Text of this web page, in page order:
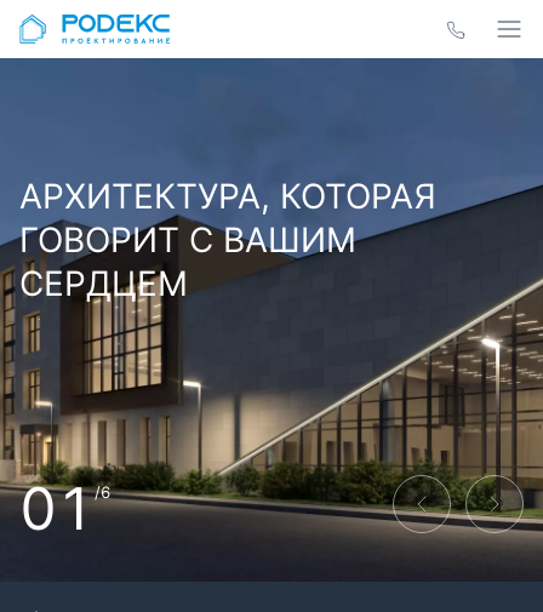
АРХИТЕКТУРА, КОТОРАЯ
ГОВОРИТ С ВАШИМ
СЕРДЦЕМ
01/6